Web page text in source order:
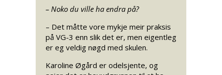
– Noko du ville ha endra på?
– Det måtte vore mykje meir praksis
på VG-3 enn slik det er, men eigentleg
er eg veldig nøgd med skulen.
Karoline Øgård er odelsjente, og